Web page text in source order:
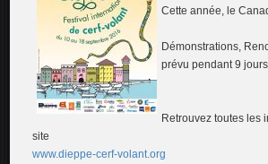
Cette année, le
Démonstrations,
prévu pendant 9 jours
Retrouvez toutes les
site
www.dieppe-cerf-volant.org